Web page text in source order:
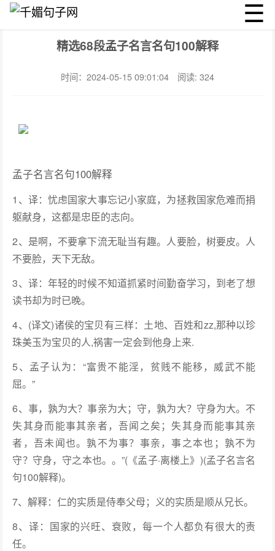
☰
千媚句子网 名言
精选68段孟子名言名句100解释
时间：2024-05-15 09:01:04 阅读: 324
孟子名言名句100解释
1、译：忧虑国家大事忘记小家庭，为拯救国家危难而捐
躯献身，这都是忠臣的志向。
2、是啊，不要拿下流无耻当有趣。人要脸，树要皮。人
不要脸，天下无敌。
3、译：年轻的时候不知道抓紧时间勤奋学习，到老了想
读书却为时已晚。
4、(译文)诸侯的宝贝有三样：土地、百姓和zz,那种以珍
珠美玉为宝贝的人,祸害一定会到他身上来.
5、孟子认为：“富贵不能淫，贫贱不能移，威武不能
屈。”
6、事，孰为大？事亲为大；守，孰为大？守身为大。不
失其身而能事其亲者，吾闻之矣；失其身而能事其亲
者，吾未闻也。孰不为事？事亲，事之本也；孰不为
守？守身，守之本也。。”(《孟子·离楼上》)(孟子名言名
句100解释)。
7、解释：仁的实质是侍奉父母；义的实质是顺从兄长。
8、译：国家的兴旺、衰败，每一个人都负有很大的责
任。